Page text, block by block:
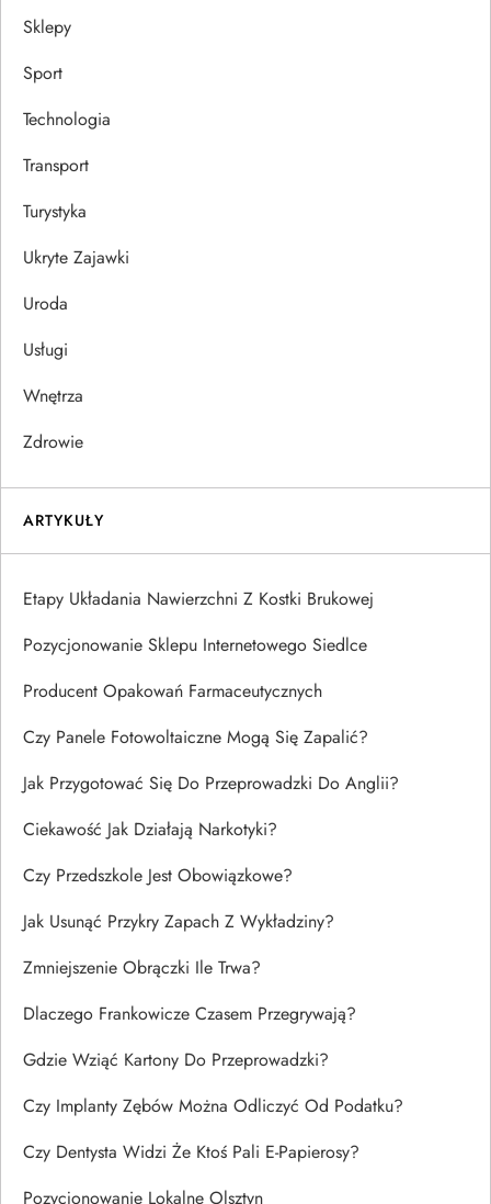
Sklepy
Sport
Technologia
Transport
Turystyka
Ukryte Zajawki
Uroda
Usługi
Wnętrza
Zdrowie
ARTYKUŁY
Etapy Układania Nawierzchni Z Kostki Brukowej
Pozycjonowanie Sklepu Internetowego Siedlce
Producent Opakowań Farmaceutycznych
Czy Panele Fotowoltaiczne Mogą Się Zapalić?
Jak Przygotować Się Do Przeprowadzki Do Anglii?
Ciekawość Jak Działają Narkotyki?
Czy Przedszkole Jest Obowiązkowe?
Jak Usunąć Przykry Zapach Z Wykładziny?
Zmniejszenie Obrączki Ile Trwa?
Dlaczego Frankowicze Czasem Przegrywają?
Gdzie Wziąć Kartony Do Przeprowadzki?
Czy Implanty Zębów Można Odliczyć Od Podatku?
Czy Dentysta Widzi Że Ktoś Pali E-Papierosy?
Pozycjonowanie Lokalne Olsztyn